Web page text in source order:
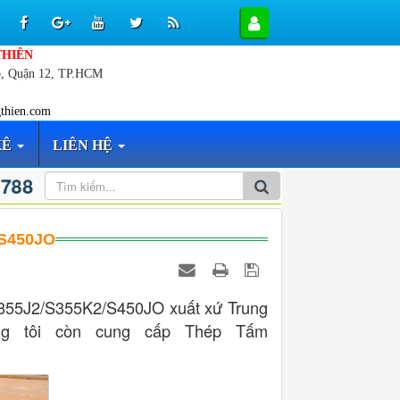
Quận 12, TP.HCM
LIÊN HỆ
S355K2/S450JO xuất xứ Trung
tôi còn cung cấp Thép Tấm